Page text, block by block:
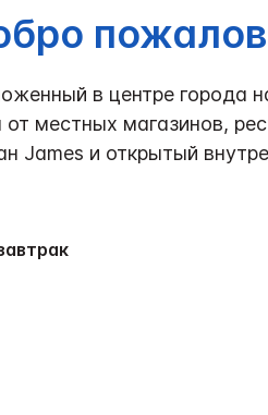
в центре города
местных магазинов,
James и открытый